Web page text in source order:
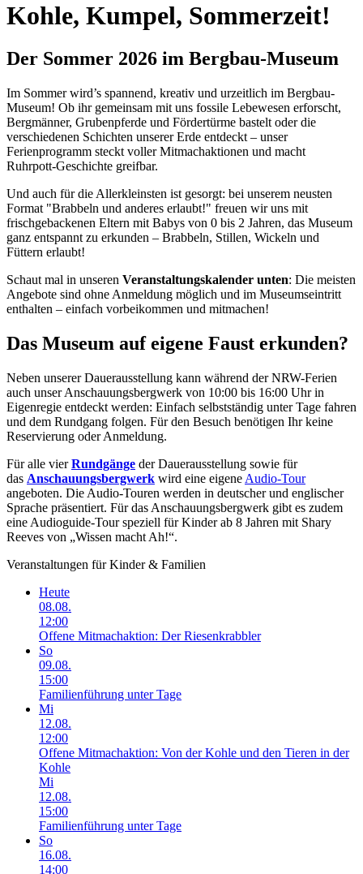
Kohle, Kumpel, Sommerzeit!
Der Sommer 2026 im Bergbau-Museum
Im Sommer wird’s spannend, kreativ und urzeitlich im Bergbau-
Museum! Ob ihr gemeinsam mit uns fossile Lebewesen erforscht,
Bergmänner, Grubenpferde und Fördertürme bastelt oder die
verschiedenen Schichten unserer Erde entdeckt – unser
Ferienprogramm steckt voller Mitmachaktionen und macht
Ruhrpott-Geschichte greifbar.
Und auch für die Allerkleinsten ist gesorgt: bei unserem neusten
Format "Brabbeln und anderes erlaubt!" freuen wir uns mit
frischgebackenen Eltern mit Babys von 0 bis 2 Jahren, das Museum
ganz entspannt zu erkunden – Brabbeln, Stillen, Wickeln und
Füttern erlaubt!
Schaut mal in unseren Veranstaltungskalender unten: Die meisten
Angebote sind ohne Anmeldung möglich und im Museumseintritt
enthalten – einfach vorbeikommen und mitmachen!
Das Museum auf eigene Faust erkunden?
Neben unserer Dauerausstellung kann während der NRW-Ferien
auch unser Anschauungsbergwerk von 10:00 bis 16:00 Uhr in
Eigenregie entdeckt werden: Einfach selbstständig unter Tage fahren
und dem Rundgang folgen. Für den Besuch benötigen Ihr keine
Reservierung oder Anmeldung.
Für alle vierRundgänge der Dauerausstellung sowie für
das Anschauungsbergwerk wird eine eigene Audio-Tour
angeboten. Die Audio-Touren werden in deutscher und englischer
Sprache präsentiert. Für das Anschauungsbergwerk gibt es zudem
eine Audioguide-Tour speziell für Kinder ab 8 Jahren mit Shary
Reeves von „Wissen macht Ah!“.
Veranstaltungen für Kinder & Familien
Heute
08.08.
12:00
Offene Mitmachaktion: Der Riesenkrabbler
So
09.08.
15:00
Familienführung unter Tage
Mi
12.08.
12:00
Offene Mitmachaktion: Von der Kohle und den Tieren in der
Kohle
Mi
12.08.
15:00
Familienführung unter Tage
So
16.08.
14:00